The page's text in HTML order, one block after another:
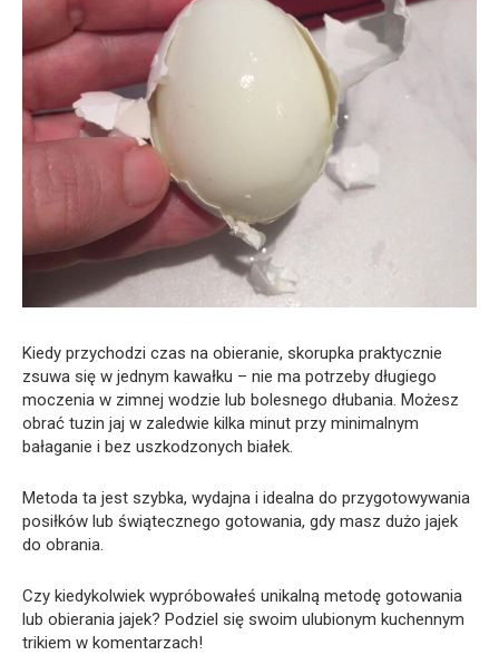
Kiedy przychodzi czas na obieranie, skorupka praktycznie
zsuwa się w jednym kawałku – nie ma potrzeby długiego
moczenia w zimnej wodzie lub bolesnego dłubania. Możesz
obrać tuzin jaj w zaledwie kilka minut przy minimalnym
bałaganie i bez uszkodzonych białek.
Metoda ta jest szybka, wydajna i idealna do przygotowywania
posiłków lub świątecznego gotowania, gdy masz dużo jajek
do obrania.
Czy kiedykolwiek wypróbowałeś unikalną metodę gotowania
lub obierania jajek? Podziel się swoim ulubionym kuchennym
trikiem w komentarzach!